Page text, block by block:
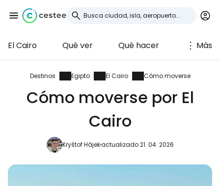
El Cairo Qué ver Qué hacer Más
Destinos Egipto El Cairo Cómo moverse
Cómo moverse por El
Cairo
Kryštof Hájekactualizado 21. 04. 2026
Iniciar sesión en
Cestee
... la comunidad mundial de viajeros